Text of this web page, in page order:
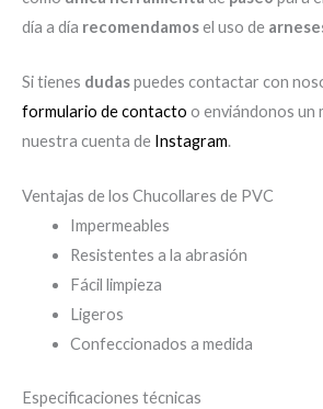
día a día recomendamosel uso de
Si tienes dudaspuedes contactar con
formulario de contacto o enviándonos un
nuestra cuenta de Instagram.
Ventajas de los Chucollares de PVC
Impermeables
Resistentes a la abrasión
Fácil limpieza
Ligeros
Confeccionados a medida
Especificaciones técnicas